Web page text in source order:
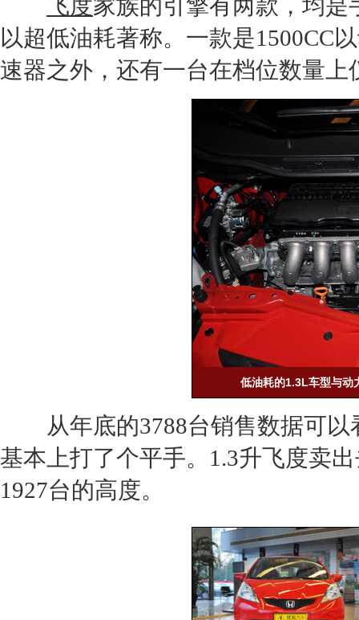
飞度家族的引擎有两款，均
以超低油耗著称。一款是1500CC
速器之外，还有一台在档位数量上
低油耗的1.3L车型与动
从年底的3788台销售数据可以
基本上打了个平手。1.3升飞度卖
1927台的高度。